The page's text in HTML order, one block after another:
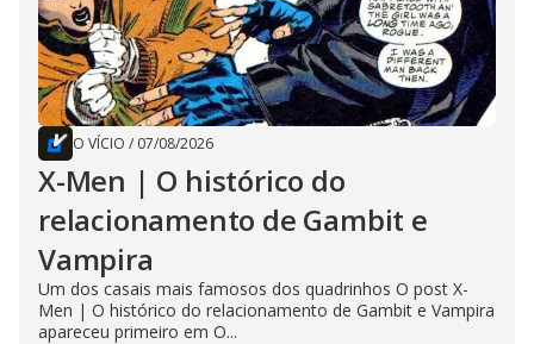
O VÍCIO / 07/08/2026
X-Men | O histórico do
relacionamento de Gambit e
Vampira
Um dos casais mais famosos dos quadrinhos O post X-
Men | O histórico do relacionamento de Gambit e Vampira
apareceu primeiro em O...